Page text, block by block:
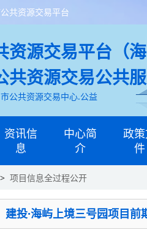
共资源交易平台
资源交易平台（
共资源交易公共
公共资源交易中心.公益
资讯信
息
中心简
介
政
件
项目信息全过程公开
建投·海屿上境三号园项目前